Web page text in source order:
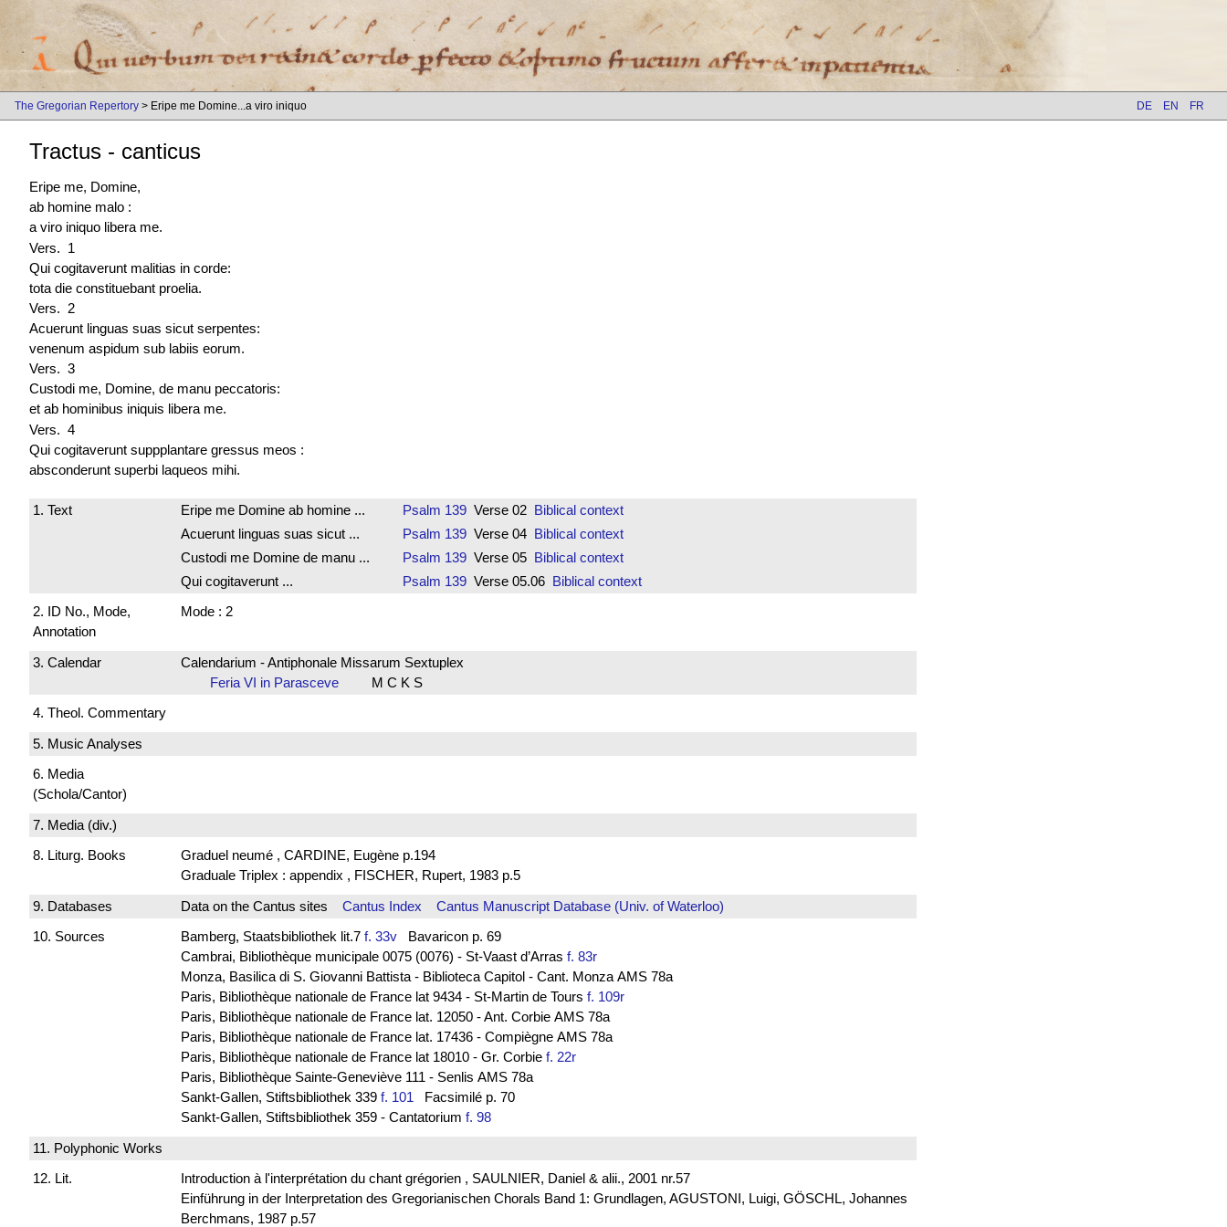
The Gregorian Repertory > Eripe me Domine...a viro iniquo DE EN FR
Tractus - canticus
Eripe me, Domine,
ab homine malo :
a viro iniquo libera me.
Vers. 1
Qui cogitaverunt malitias in corde:
tota die constituebant proelia.
Vers. 2
Acuerunt linguas suas sicut serpentes:
venenum aspidum sub labiis eorum.
Vers. 3
Custodi me, Domine, de manu peccatoris:
et ab hominibus iniquis libera me.
Vers. 4
Qui cogitaverunt suppplantare gressus meos :
absconderunt superbi laqueos mihi.
1. Text Eripe me Domine ab homine ... Psalm 139Verse 02 Biblical context
Acuerunt linguas suas sicut ...
Psalm 139Verse 04 Biblical context
Custodi me Domine de manu ...
Psalm 139Verse 05 Biblical context
Qui cogitaverunt ...
Psalm 139Verse 05.06 Biblical context
2. ID No., Mode,
Annotation
Mode : 2
3. Calendar
Calendarium - Antiphonale Missarum Sextuplex
Feria VI in Parasceve
M C K S
4. Theol. Commentary
5. Music Analyses
6. Media
(Schola/Cantor)
7. Media (div.)
8. Liturg. Books
Graduel neumé , CARDINE, Eugène p.194
Graduale Triplex : appendix , FISCHER, Rupert, 1983 p.5
9. Databases
Data on the Cantus sites Cantus Index
Cantus Manuscript Database (Univ. of Waterloo)
10. Sources
Bamberg, Staatsbibliothek lit.7 f. 33vBavaricon p. 69
Cambrai, Bibliothèque municipale 0075 (0076) - St-Vaast d’Arras f. 83r
Monza, Basilica di S. Giovanni Battista - Biblioteca Capitol - Cant. Monza AMS 78a
Paris, Bibliothèque nationale de France lat 9434 - St-Martin de Tours f. 109r
Paris, Bibliothèque nationale de France lat. 12050 - Ant. Corbie AMS 78a
Paris, Bibliothèque nationale de France lat. 17436 - Compiègne AMS 78a
Paris, Bibliothèque nationale de France lat 18010 - Gr. Corbie f. 22r
Paris, Bibliothèque Sainte-Geneviève 111 - Senlis AMS 78a
Sankt-Gallen, Stiftsbibliothek 339 f. 101 Facsimilé p. 70
Sankt-Gallen, Stiftsbibliothek 359 - Cantatorium f. 98
11. Polyphonic Works
12. Lit.
Introduction à l'interprétation du chant grégorien , SAULNIER, Daniel & alii., 2001 nr.57
Einführung in der Interpretation des Gregorianischen Chorals Band 1: Grundlagen, AGUSTONI, Luigi, GÖSCHL, Johannes
Berchmans, 1987 p.57